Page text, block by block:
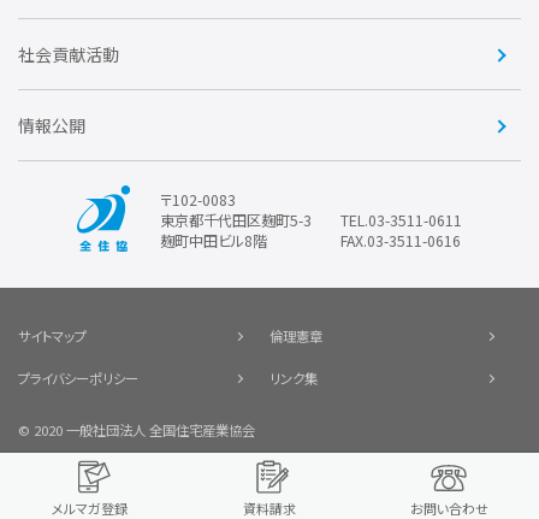
優良事業表彰
社会貢献活動
情報公開
〒102-0083
東京都千代田区麹町5-3
麹町中田ビル8階
TEL.03-3511-0611
FAX.03-3511-0616
サイトマップ 倫理憲章
プライバシーポリシー リンク集
© 2020 一般社団法人 全国住宅産業協会
メルマガ登録 資料請求 お問い合わせ